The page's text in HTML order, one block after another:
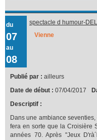
du
07
au
08
spectacle d humour-
Vienne
Publié par : ailleurs
Date de début : 07/04/2017
Descriptif :
Dans une ambiance
fera en sorte que la Croisière
années 70. Après "Jeux